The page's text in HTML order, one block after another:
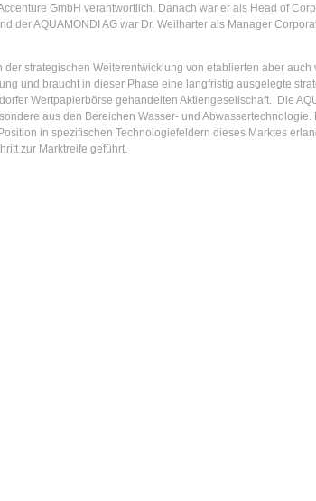
GmbH verantwortlich. Danach war er als Head of
der AQUAMONDI AG war Dr. Weilharter als Manager
strategischen Weiterentwicklung von etablierten aber auch
und braucht in dieser Phase eine langfristig ausgelegte
Wertpapierbörse gehandelten Aktiengesellschaft. Die
aus den Bereichen Wasser- und Abwassertechnologie.
in spezifischen Technologiefeldern dieses Marktes
zur Marktreife geführt.